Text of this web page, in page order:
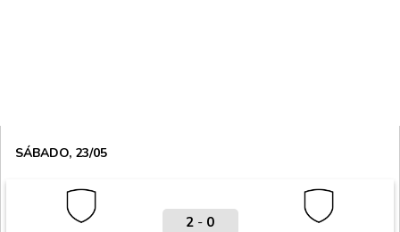
SÁBADO, 23/05
2 - 0